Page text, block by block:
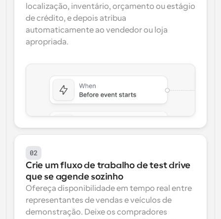
localização, inventário, orçamento ou estágio
de crédito, e depois atribua
automaticamente ao vendedor ou loja
apropriada.
02
Crie um fluxo de trabalho de test drive
que se agende sozinho
Ofereça disponibilidade em tempo real entre
representantes de vendas e veículos de
demonstração. Deixe os compradores